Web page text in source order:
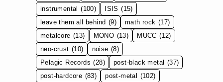
instrumental (100) ISIS (15)
leave them all behind (9) math rock (17)
metalcore (13) MONO (13) MUCC (12)
neo-crust (10) noise (8)
Pelagic Records (28) post-black metal (37)
post-hardcore (83) post-metal (102)